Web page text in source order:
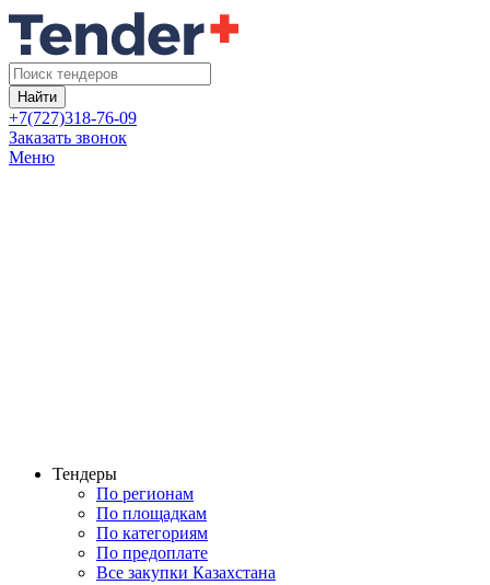
Найти
+7(727)318-76-09
Заказать звонок
Меню
Тендеры
По регионам
По площадкам
По категориям
По предоплате
Все закупки Казахстана